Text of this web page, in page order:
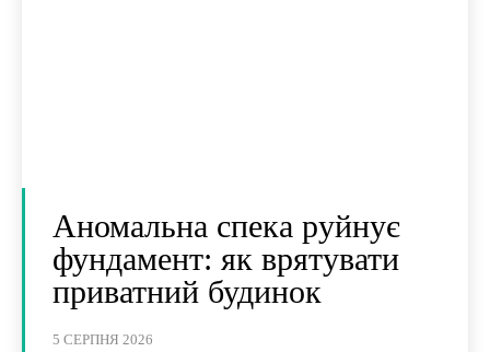
Аномальна спека руйнує
фундамент: як врятувати
приватний будинок
5 СЕРПНЯ 2026